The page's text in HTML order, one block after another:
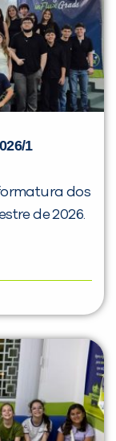
1
dos
de 2026.